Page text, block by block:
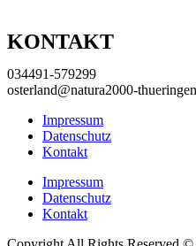
KONTAKT
034491-579299
osterland@natura2000-
Impressum
Datenschutz
Kontakt
Impressum
Datenschutz
Kontakt